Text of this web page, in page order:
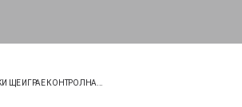
ЩЕ ИГРАЕ КОНТРОЛНА...